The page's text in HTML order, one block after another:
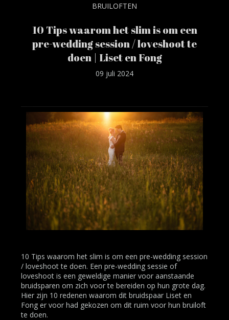
BRUILOFTEN
10 Tips waarom het slim is om een
pre-wedding session / loveshoot te
doen | Liset en Fong
09 juli 2024
10 Tips waarom het slim is om een pre-wedding session
/ loveshoot te doen. Een pre-wedding sessie of
loveshoot is een geweldige manier voor aanstaande
bruidsparen om zich voor te bereiden op hun grote dag.
Hier zijn 10 redenen waarom dit bruidspaar Liset en
Fong er voor had gekozen om dit ruim voor hun bruiloft
te doen.